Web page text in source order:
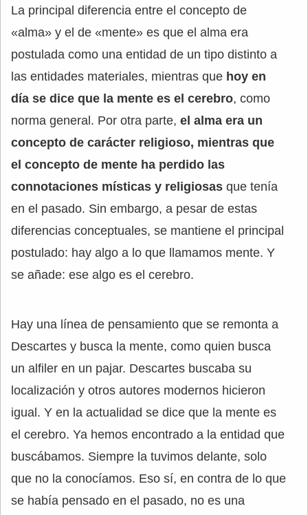
La principal diferencia entre el concepto de
«alma» y el de «mente» es que el alma era
postulada como una entidad de un tipo distinto a
las entidades materiales, mientras que hoy en
día se dice que la mente es el cerebro, como
norma general. Por otra parte, el alma era un
concepto de carácter religioso, mientras que
el concepto de mente ha perdido las
connotaciones místicas y religiosas que tenía
en el pasado. Sin embargo, a pesar de estas
diferencias conceptuales, se mantiene el principal
postulado: hay algo a lo que llamamos mente. Y
se añade: ese algo es el cerebro.
Hay una línea de pensamiento que se remonta a
Descartes y busca la mente, como quien busca
un alfiler en un pajar. Descartes buscaba su
localización y otros autores modernos hicieron
igual. Y en la actualidad se dice que la mente es
el cerebro. Ya hemos encontrado a la entidad que
buscábamos. Siempre la tuvimos delante, solo
que no la conocíamos. Eso sí, en contra de lo que
se había pensado en el pasado, no es una